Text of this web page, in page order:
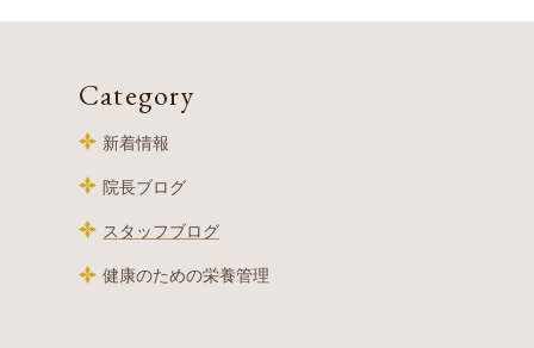
Category
新着情報
院長ブログ
スタッフブログ
健康のための栄養管理